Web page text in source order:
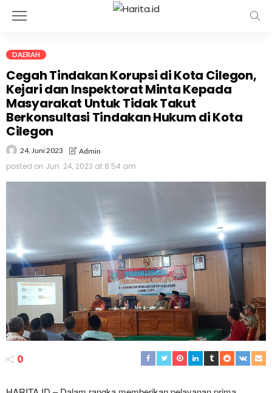
DAERAH
Cegah Tindakan Korupsi di Kota Cilegon,
Kejari dan Inspektorat Minta Kepada
Masyarakat Untuk Tidak Takut
Berkonsultasi Tindakan Hukum di Kota
Cilegon
24, Juni 2023 Admin
posted on Jun. 24, 2023 at 8:54 am
0